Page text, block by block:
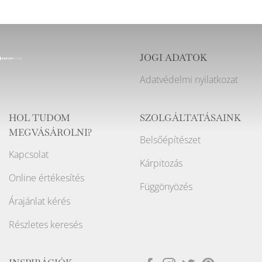
JOGI ADATOK
Adatvédelmi nyilatkozat
HOL TUDOM
MEGVÁSÁROLNI?
Kapcsolat
Online értékesítés
Árajánlat kérés
Részletes keresés
SZOLGÁLTATÁSAINK
Belsőépítészet
Kárpitozás
Függönyözés